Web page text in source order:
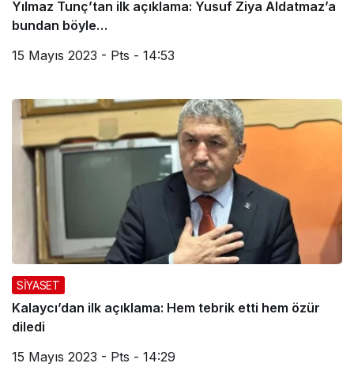
Yılmaz Tunç’tan ilk açıklama: Yusuf Ziya Aldatmaz’a
bundan böyle…
15 Mayıs 2023 - Pts - 14:53
SİYASET
Kalaycı’dan ilk açıklama: Hem tebrik etti hem özür
diledi
15 Mayıs 2023 - Pts - 14:29